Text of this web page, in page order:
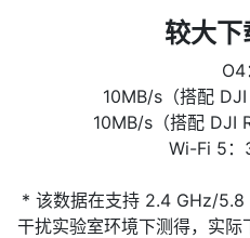
较大
O4
10MB/s（搭配 DJI
10MB/s（搭配 DJI
Wi-Fi 5
* 该数据在支持 2.4 GHz/5.8
干扰实验室环境下测得，实际